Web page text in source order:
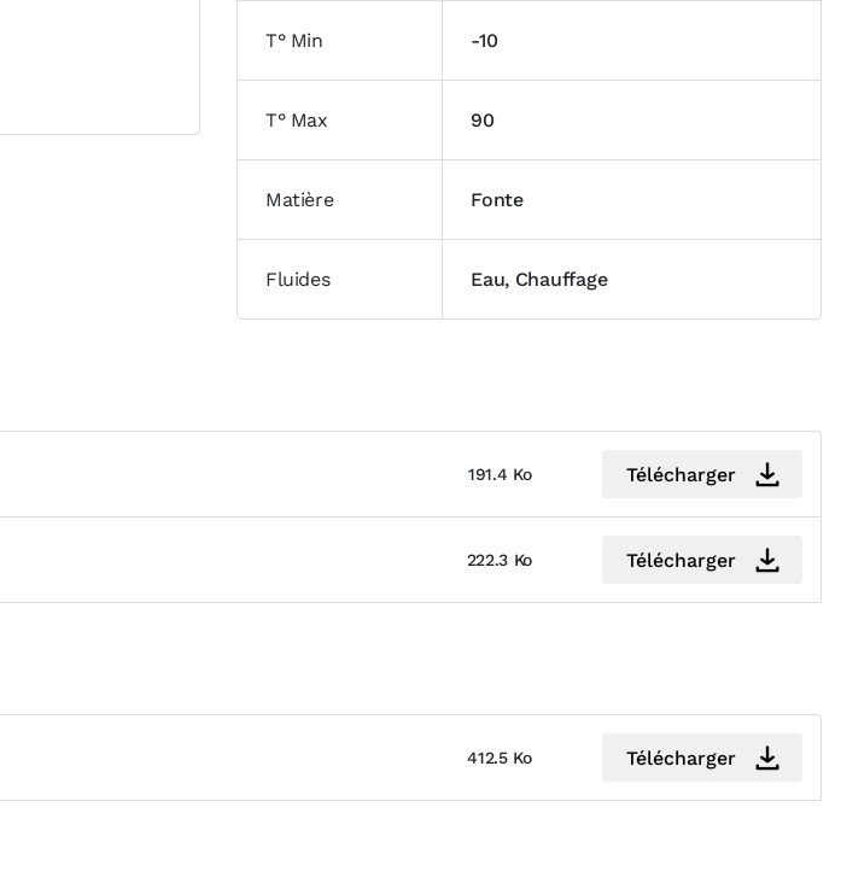
T° Min -10
T° Max 90
Matière Fonte
Fluides Eau, Chauffage
191.4 Ko Télécharger
222.3 Ko Télécharger
412.5 Ko Télécharger